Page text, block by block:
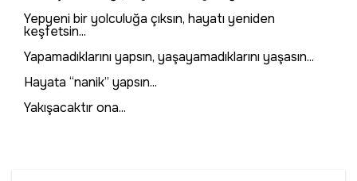
Yepyeni bir yolculuğa çıksın, hayatı yeniden
keşfetsin...
Yapamadıklarını yapsın, yaşayamadıklarını yaşasın...
Hayata “nanik” yapsın...
Yakışacaktır ona...